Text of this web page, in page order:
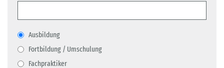
Ausbildung
Fortbildung / Umschulung
Fachpraktiker